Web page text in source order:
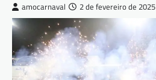
amocarnaval 2 de fevereiro de 2025